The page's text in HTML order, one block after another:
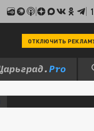
ОТКЛЮЧИТЬ